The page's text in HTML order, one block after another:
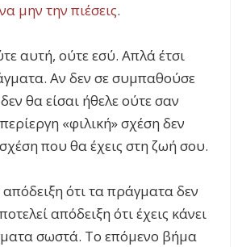
να μην την πιέσεις.
αυτή, ούτε εσύ. Απλά έτσι
Αν δεν σε συμπαθούσε
θα είσαι ήθελε ούτε σαν
«φιλική» σχέση δεν
που θα έχεις στη ζωή σου.
απόδειξη ότι τα πράγματα δεν
απόδειξη ότι έχεις κάνει
σωστά. Το επόμενο βήμα